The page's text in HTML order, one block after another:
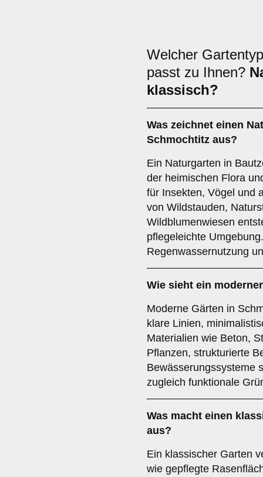
Welcher
passt zu Ihnen?
klassisch?
Was zeichnet einen
Schmochtitz aus?
Ein Naturgarten in
der heimischen Flora
für Insekten, Vögel und
von Wildstauden,
Wildblumenwiesen
pflegeleichte
Regenwassernutzung
Wie sieht ein
Moderne Gärten in
klare Linien,
Materialien wie Beton,
Pflanzen, strukturierte
Bewässerungssysteme
zugleich funktionale
Was macht einen
aus?
Ein klassischer Garten
wie gepflegte